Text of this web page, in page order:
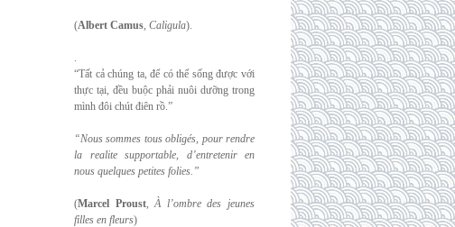
(Albert Camus, Caligula).
.
“Tất cả chúng ta, để có thể sống được với
thực tại, đều buộc phải nuôi dưỡng trong
mình đôi chút điên rồ.”
“Nous sommes tous obligés, pour rendre
la realite supportable, d’entretenir en
nous quelques petites folies.”
(Marcel Proust,À l’ombre des jeunes
filles en fleurs)